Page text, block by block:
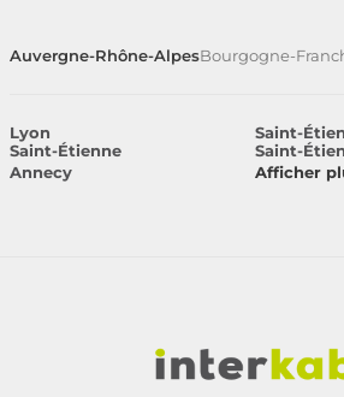
Auvergne-Rhône-AlpesBourgogne-
Lyon
Saint-
Saint-Étienne
Saint-
Annecy
Afficher